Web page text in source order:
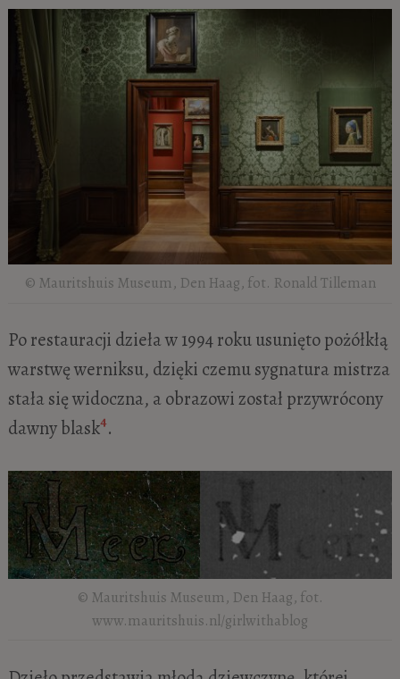
© Mauritshuis Museum, Den Haag, fot. Ronald Tilleman
Po restauracji dzieła w 1994 roku usunięto pożółkłą
warstwę werniksu, dzięki czemu sygnatura mistrza
stała się widoczna, a obrazowi został przywrócony
dawny blask4.
© Mauritshuis Museum, Den Haag, fot.
www.mauritshuis.nl/girlwithablog